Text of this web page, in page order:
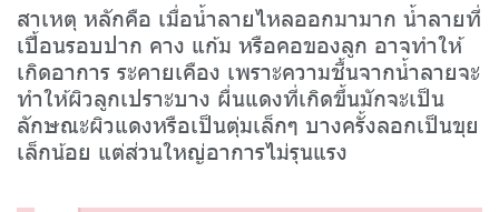
สาเหตุ หลักคือ เมื่อน้ำลายไหลออกมามาก น้ำลายที่
เปื้อนรอบปาก คาง แก้ม หรือคอของลูก อาจทำให้
เกิดอาการ ระคายเคือง เพราะความชื้นจากน้ำลายจะ
ทำให้ผิวลูกเปราะบาง ผื่นแดงที่เกิดขึ้นมักจะเป็น
ลักษณะผิวแดงหรือเป็นตุ่มเล็กๆ บางครั้งลอกเป็นขุย
เล็กน้อย แต่ส่วนใหญ่อาการไม่รุนแรง